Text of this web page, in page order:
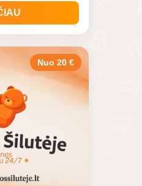
procedūros
kaklo pečių
gerina
šalinama nemiga
Nuo 20 €